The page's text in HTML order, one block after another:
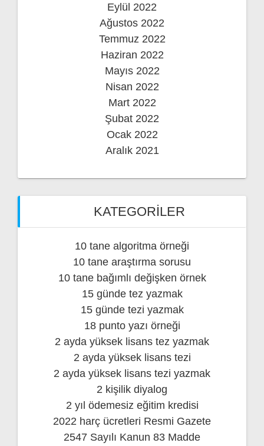
Eylül 2022
Ağustos 2022
Temmuz 2022
Haziran 2022
Mayıs 2022
Nisan 2022
Mart 2022
Şubat 2022
Ocak 2022
Aralık 2021
KATEGORILER
10 tane algoritma örneği
10 tane araştırma sorusu
10 tane bağımlı değişken örnek
15 günde tez yazmak
15 günde tezi yazmak
18 punto yazı örneği
2 ayda yüksek lisans tez yazmak
2 ayda yüksek lisans tezi
2 ayda yüksek lisans tezi yazmak
2 kişilik diyalog
2 yıl ödemesiz eğitim kredisi
2022 harç ücretleri Resmi Gazete
2547 Sayılı Kanun 83 Madde